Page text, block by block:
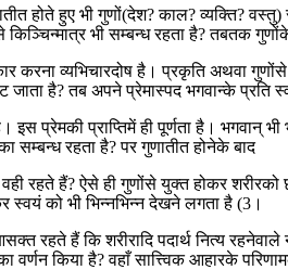
होते हुए भी गुणों(देश? काल? व्यक्ति?
भी सम्बन्ध रहता है? तबतक
व्यभिचारदोष है। प्रकृति अथवा
है? तब अपने प्रेमास्पद भगवान्के प्रति
इस प्रेमकी प्राप्तिमें ही पूर्णता है।
सम्बन्ध रहता है? पर गुणातीत होनेके बाद
रहते हैं? ऐसे ही गुणोंसे युक्त होकर
स्वयं को भी भिन्नभिन्न देखने लगता है (3।
हैं कि शरीरादि पदार्थ नित्य रहनेवाले
किया है? वहाँ सात्त्विक आहारके